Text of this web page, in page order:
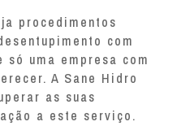
procedimentos
com
uma empresa com
A Sane Hidro
as suas
a este serviço.